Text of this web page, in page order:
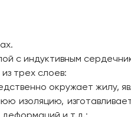
с индуктивным
трех слоев:
окружает жилу,
изоляцию,